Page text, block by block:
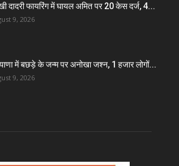
दादरी फायरिंग में घायल अमित पर 20 केस दर्ज, 4...
9, 2026
में बछड़े के जन्म पर अनोखा जश्न, 1 हजार लोगों...
9, 2026